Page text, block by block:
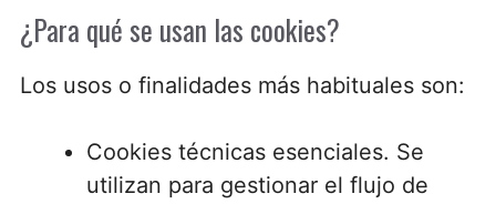
¿Para qué se usan las cookies?
Los usos o finalidades más habituales son:
Cookies técnicas esenciales. Se
utilizan para gestionar el flujo de